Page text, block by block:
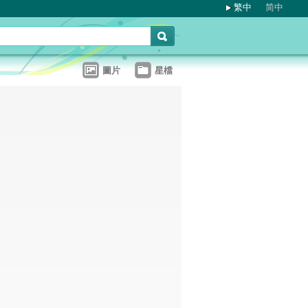
繁中 简中
圖片 星檔